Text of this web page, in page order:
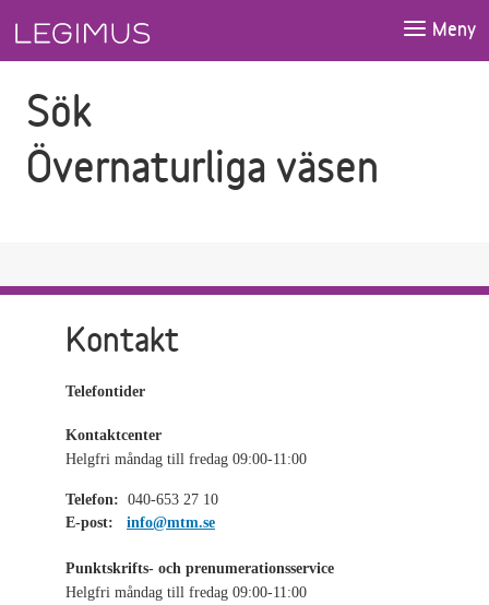
Meny
Sök
Övernaturliga väsen
Kontakt
Telefontider
Kontaktcenter
Helgfri måndag till fredag 09:00-11:00
Telefon: 040-653 27 10
E-post:
info@mtm.se
Punktskrifts- och prenumerationsservice
Helgfri måndag till fredag 09:00-11:00